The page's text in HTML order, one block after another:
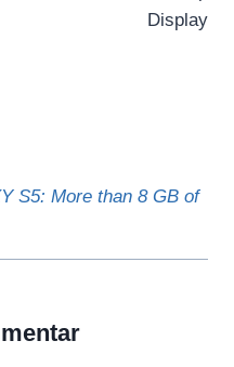
Display
S5: More than 8 GB of